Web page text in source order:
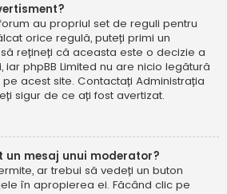
au propriul set de reguli pentru
orice regulă, puteți primi un
rețineți că aceasta este o decizie a
iar phpBB Limited nu are nicio legătură
acest site. Contactați Administrația
sigur de ce ați fost avertizat.
un mesaj unui moderator?
ar trebui să vedeți un buton
în apropierea ei. Făcând clic pe